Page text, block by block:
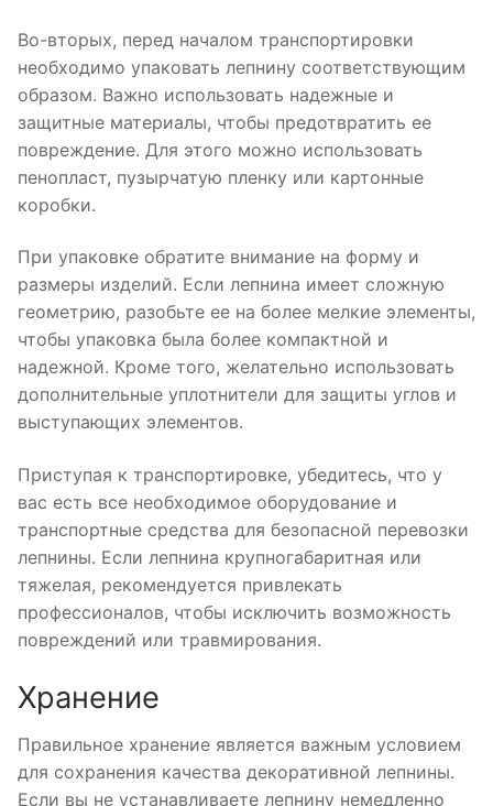
Во-вторых, перед началом транспортировки
необходимо упаковать лепнину соответствующим
образом. Важно использовать надежные и
защитные материалы, чтобы предотвратить ее
повреждение. Для этого можно использовать
пенопласт, пузырчатую пленку или картонные
коробки.
При упаковке обратите внимание на форму и
размеры изделий. Если лепнина имеет сложную
геометрию, разобьте ее на более мелкие элементы,
чтобы упаковка была более компактной и
надежной. Кроме того, желательно использовать
дополнительные уплотнители для защиты углов и
выступающих элементов.
Приступая к транспортировке, убедитесь, что у
вас есть все необходимое оборудование и
транспортные средства для безопасной перевозки
лепнины. Если лепнина крупногабаритная или
тяжелая, рекомендуется привлекать
профессионалов, чтобы исключить возможность
повреждений или травмирования.
Хранение
Правильное хранение является важным условием
для сохранения качества декоративной лепнины.
Если вы не устанавливаете лепнину немедленно